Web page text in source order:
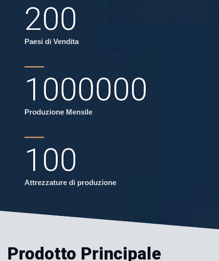
200
Paesi di Vendita
1000000
Produzione Mensile
100
Attrezzature di produzione
Prodotto Principale